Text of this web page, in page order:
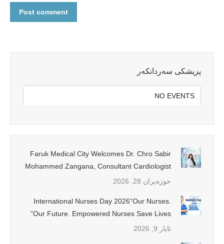
Post comment
پزیشکی سەردانکەر
NO EVENTS
Faruk Medical City Welcomes Dr. Chro Sabir
Mohammed Zangana, Consultant Cardiologist
حوزه‌یران 28, 2026
International Nurses Day 2026“Our Nurses.
Our Future. Empowered Nurses Save Lives”
ئایار 9, 2026